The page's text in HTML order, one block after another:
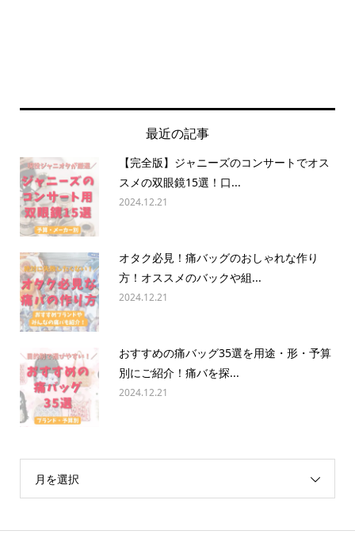
最近の記事
【完全版】ジャニーズのコンサートでオス
スメの双眼鏡15選！口...
2024.12.21
オタク必見！痛バッグのおしゃれな作り
方！オススメのバックや組...
2024.12.21
おすすめの痛バッグ35選を用途・形・予算
別にご紹介！痛バを探...
2024.12.21
月を選択